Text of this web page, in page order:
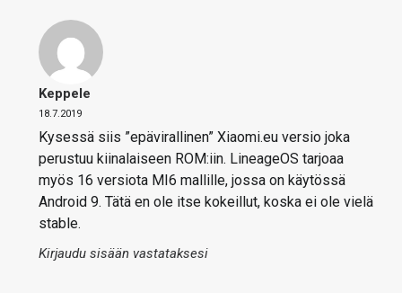
Keppele
18.7.2019
Kysessä siis ”epävirallinen” Xiaomi.eu versio joka
perustuu kiinalaiseen ROM:iin. LineageOS tarjoaa
myös 16 versiota MI6 mallille, jossa on käytössä
Android 9. Tätä en ole itse kokeillut, koska ei ole vielä
stable.
Kirjaudu sisään vastataksesi